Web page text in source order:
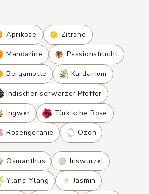
Aprikose Zitrone
Mandarine Passionsfrucht
Bergamotte Kardamom
Indischer schwarzer Pfeffer
Ingwer Türkische Rose
Rosengeranie Ozon
Osmanthus Iriswurzel
Ylang-Ylang Jasmin